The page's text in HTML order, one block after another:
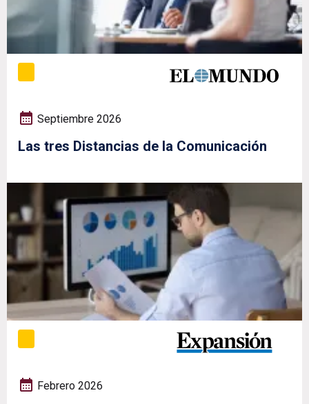
Septiembre 2026
Las tres Distancias de la Comunicación
Febrero 2026